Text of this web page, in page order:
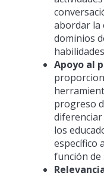
abordar la
dominios
Apoyo al
progreso
diferenciar
los
específico
función de